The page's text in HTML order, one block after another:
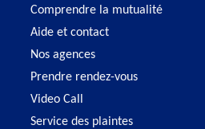
Comprendre la mutualité
Aide et contact
Nos agences
Prendre rendez-vous
Video Call
Service des plaintes